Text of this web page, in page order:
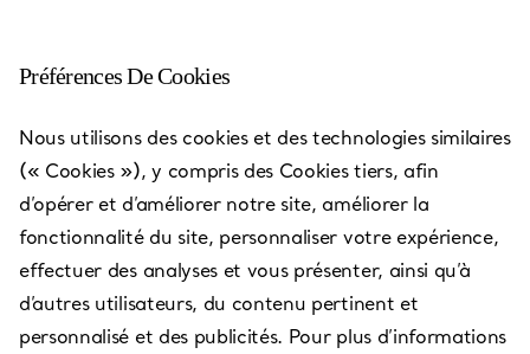
Les adresses Tiffany & Co.— Boutiques
Pays/Région
Préférences De Cookies
Nous utilisons des cookies et des technologies similaires
(« Cookies »), y compris des Cookies tiers, afin
d’opérer et d’améliorer notre site, améliorer la
fonctionnalité du site, personnaliser votre expérience,
effectuer des analyses et vous présenter, ainsi qu’à
d’autres utilisateurs, du contenu pertinent et
personnalisé et des publicités. Pour plus d’informations